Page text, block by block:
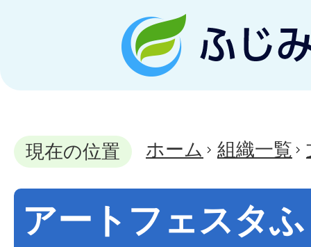
現在の位置 ホーム 組織一覧
アートフェスタ